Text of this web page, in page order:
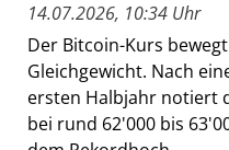
14.07.2026, 10:34 Uhr
Der Bitcoin-Kurs
Gleichgewicht. Nach
ersten Halbjahr notiert
bei rund 62'000 bis